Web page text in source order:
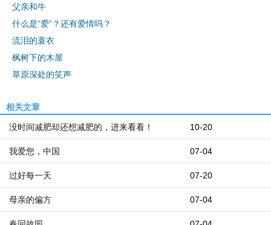
父亲和牛
什么是“爱”？还有爱情吗？
流泪的蓑衣
枫树下的木屋
草原深处的笑声
相关文章
10-20
没时间减肥却还想减肥的，进来看看！
07-04
我爱您，中国
07-20
过好每一天
07-04
母亲的偏方